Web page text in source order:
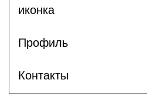
иконка
Профиль
Контакты